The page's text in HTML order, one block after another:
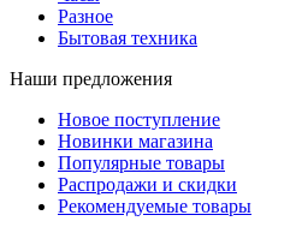
Разное
Бытовая техника
Наши предложения
Новое поступление
Новинки магазина
Популярные товары
Распродажи и скидки
Рекомендуемые товары